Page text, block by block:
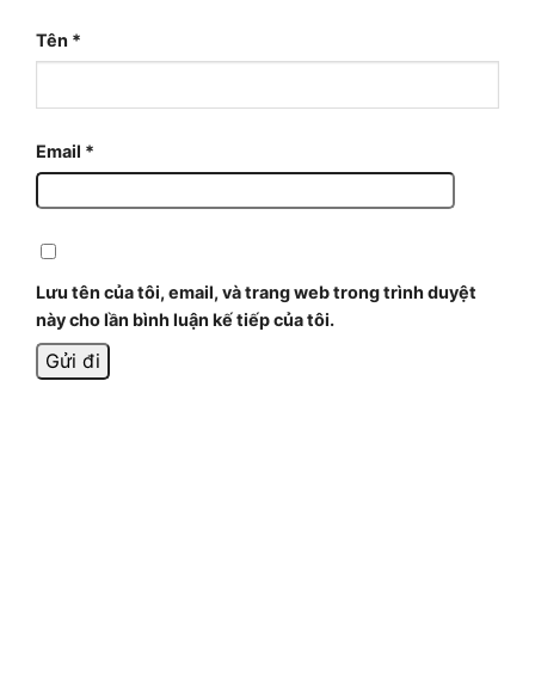
Tên *
Email *
Lưu tên của tôi, email, và trang web trong trình duyệt
này cho lần bình luận kế tiếp của tôi.